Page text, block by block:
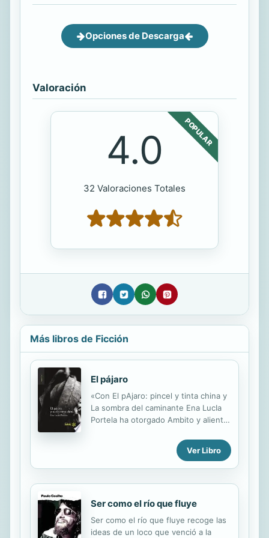
Opciones de Descarga
Valoración
POPULAR
4.0
32 Valoraciones Totales
Más libros de Ficción
El pájaro
«Con El pAjaro: pincel y tinta china y
La sombra del caminante Ena LucIa
Portela ha otorgado Ambito y aliento
que es su obra, sin duda el mAs
nutrido, ambicioso y logrado corpus
de estos aNos, por el que desfilan y
mundo intelectual, underground y
bastante sOrdido desde el que cInica
e intensamente es presentado el
Ver Libro
Ser como el río que fluye
Ser como el río que fluye recoge las
ideas de un loco que venció a la